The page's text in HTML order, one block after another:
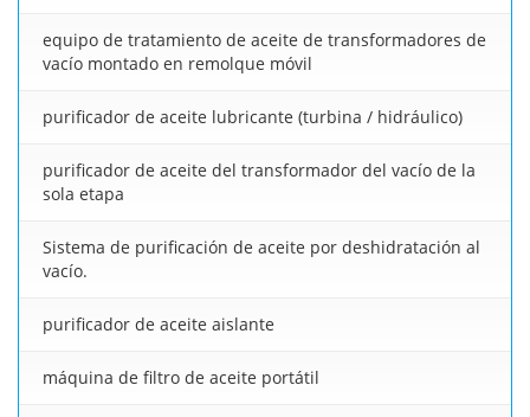
equipo de tratamiento de aceite de transformadores de
vacío montado en remolque móvil
purificador de aceite lubricante (turbina / hidráulico)
purificador de aceite del transformador del vacío de la
sola etapa
Sistema de purificación de aceite por deshidratación al
vacío.
purificador de aceite aislante
máquina de filtro de aceite portátil